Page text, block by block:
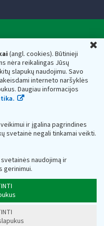
(angl. cookies). Būtinieji
nėra reikalingas Jūsų
slapukų naudojimu. Savo
interneto naršyklės
Daugiau informacijos
ir įgalina pagrindines
svetainė negali tinkamai veikti.
naudojimą ir
gerinimui.
— 188659752,
Vilnius, Lietuva, el.paštas:
188659752
prie Lietuvos
ir saugomi Juridinių